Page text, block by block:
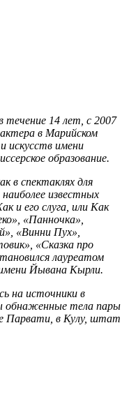
течение 14 лет, с 2007
в Марийском
искусств имени
образование.
в спектаклях для
известных
и его слуга, или Как
«Панночка»,
«Винни Пух»,
«Сказка про
лауреатом
Йывана Кырли.
на источники в
обнаженные тела пары
Парвати, в Кулу, штат